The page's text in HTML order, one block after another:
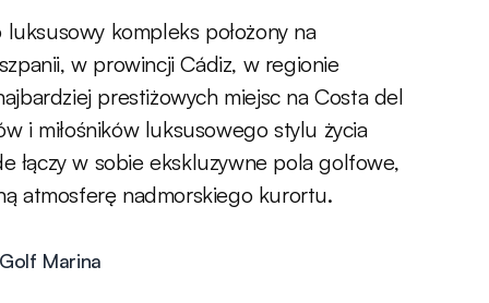
kompleks położony na
w prowincji Cádiz, w regionie
prestiżowych miejsc na Costa del
i miłośników luksusowego stylu życia
łączy w sobie ekskluzywne pola golfowe,
atmosferę nadmorskiego kurortu.
Marina